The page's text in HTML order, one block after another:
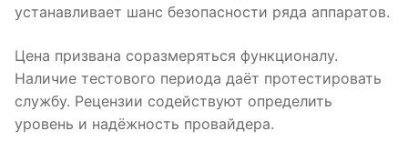
устанавливает шанс безопасности ряда аппаратов.
Цена призвана соразмеряться функционалу.
Наличие тестового периода даёт протестировать
службу. Рецензии содействуют определить
уровень и надёжность провайдера.